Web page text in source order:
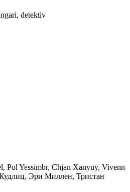
detektiv
Pol Yessimbr, Chjan Xanyuy, Vivenn
Эри Миллен, Тристан